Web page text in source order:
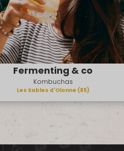
Fermenting & co
Kombuchas
Les Sables d'Olonne (85)